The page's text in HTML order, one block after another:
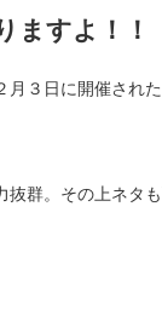
ますよ！！
３日に開催され
抜群。その上ネタ